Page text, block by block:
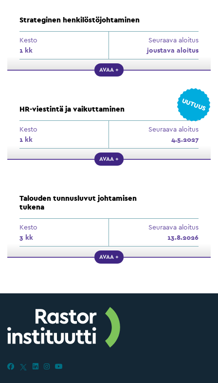
Strateginen henkilöstöjohtaminen
Kesto
1 kk
Seuraava aloitus
joustava aloitus
AVAA +
HR-viestintä ja vaikuttaminen
Kesto
1 kk
Seuraava aloitus
4.5.2027
AVAA +
UUTUUS
Talouden tunnusluvut johtamisen
tukena
Kesto
3 kk
Seuraava aloitus
13.8.2026
AVAA +